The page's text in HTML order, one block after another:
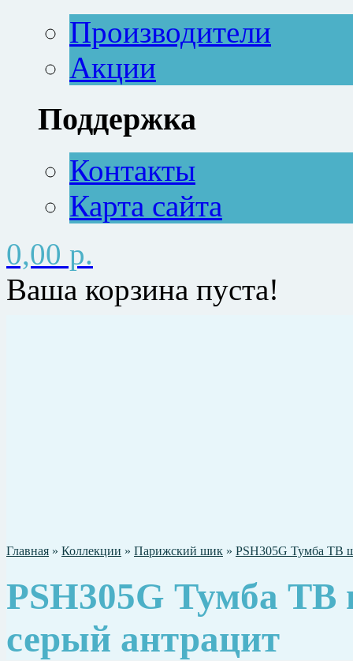
Производители
Акции
Поддержка
Контакты
Карта сайта
0,00 р.
Ваша корзина пуста!
Главная » Коллекции » Парижский шик » PSH305G Тумба ТВ
PSH305G Тумба ТВ
серый антрацит